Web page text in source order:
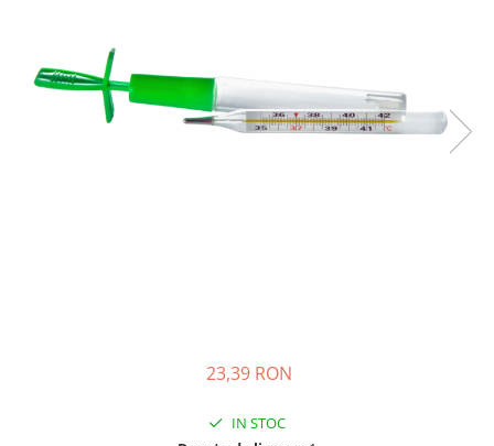
Tratamente si seruri pentru ten
Articole igiena dentara copii
Masti chirurgicale medicale
23,39 RON
IN STOC